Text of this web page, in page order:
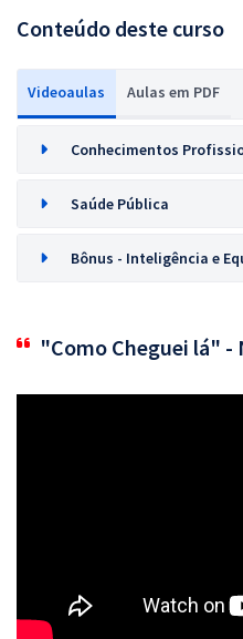
Conteúdo deste curso
Videoaulas Aulas em PDF
Conhecimentos
Saúde Pública
Bônus - Inteligência e
"Como Cheguei lá" -